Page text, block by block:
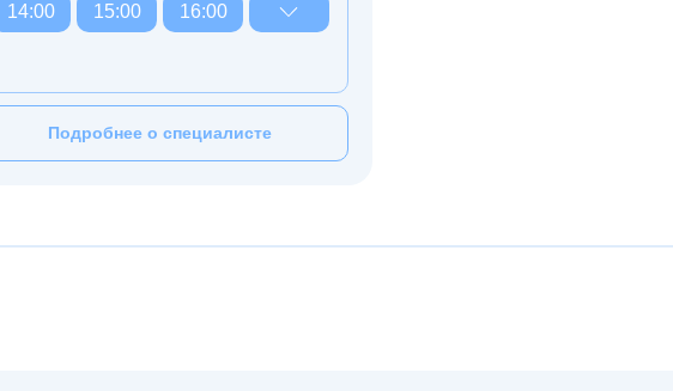
14:00 15:00 16:00
Подробнее о специалисте